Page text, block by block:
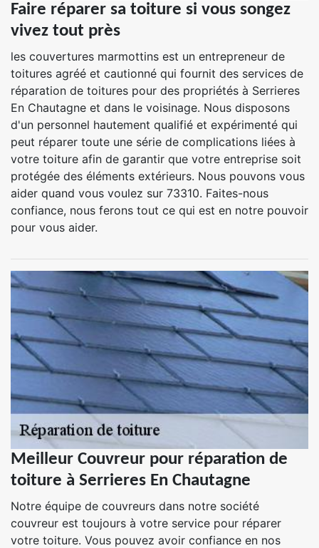
Faire réparer sa toiture si vous songez
vivez tout près
les couvertures marmottins est un entrepreneur de
toitures agréé et cautionné qui fournit des services de
réparation de toitures pour des propriétés à Serrieres
En Chautagne et dans le voisinage. Nous disposons
d'un personnel hautement qualifié et expérimenté qui
peut réparer toute une série de complications liées à
votre toiture afin de garantir que votre entreprise soit
protégée des éléments extérieurs. Nous pouvons vous
aider quand vous voulez sur 73310. Faites-nous
confiance, nous ferons tout ce qui est en notre pouvoir
pour vous aider.
Meilleur Couvreur pour réparation de
toiture à Serrieres En Chautagne
Notre équipe de couvreurs dans notre société
couvreur est toujours à votre service pour réparer
votre toiture. Vous pouvez avoir confiance en nos